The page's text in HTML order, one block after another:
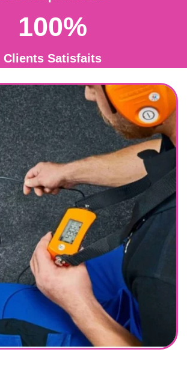
100%
Clients Satisfaits